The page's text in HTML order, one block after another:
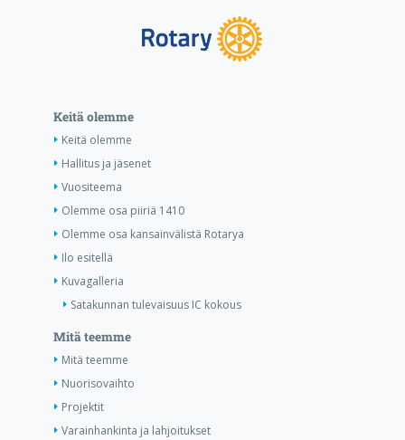
Keitä olemme
Keitä olemme
Hallitus ja jäsenet
Vuositeema
Olemme osa piiriä 1410
Olemme osa kansainvälistä Rotarya
Ilo esitellä
Kuvagalleria
Satakunnan tulevaisuus IC kokous
Mitä teemme
Mitä teemme
Nuorisovaihto
Projektit
Varainhankinta ja lahjoitukset